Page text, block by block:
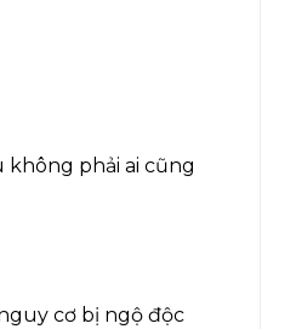
không phải ai cũng
cơ bị ngộ độc